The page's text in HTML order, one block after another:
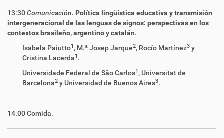
13:30Comunicación. Política lingüística educativa y transmisión
intergeneracional de las lenguas de signos: perspectivas en los
contextos brasileño, argentino y catalán.
Isabela Paiutto1 , M.ª Josep Jarque2, Rocío Martínez3 y
Cristina Lacerda1 .
Universidade Federal de São Carlos1 , Universitat de
Barcelona2 y Universidad de Buenos Aires3.
14.00 Comida.